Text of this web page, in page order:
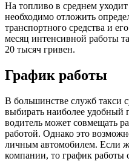
На топливо в среднем
необходимо отложить
транспортного средства и
месяц интенсивной работы
20 тысяч гривен.
График работы
В большинстве служб такси
выбирать наиболее удобный
водитель может совмещать
работой. Однако это
личным автомобилем. Если
компании, то график работы